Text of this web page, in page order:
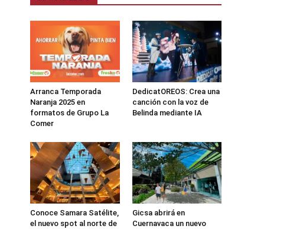
Arranca Temporada
Naranja 2025 en
formatos de Grupo La
Comer
DedicatOREOS: Crea una
canción con la voz de
Belinda mediante IA
Conoce Samara Satélite,
el nuevo spot al norte de
Gicsa abrirá en
Cuernavaca un nuevo